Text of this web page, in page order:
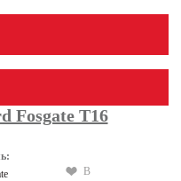
Fosgate T16
В